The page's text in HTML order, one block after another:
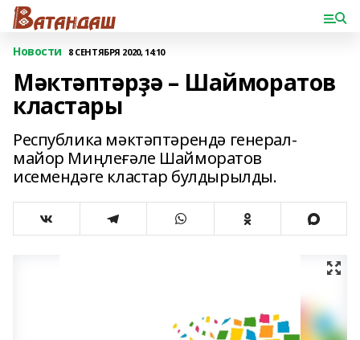
Новости 8 СЕНТЯБРЯ 2020, 14:10
Мәктәптәрҙә – Шайморатов
кластары
Республика мәктәптәрендә генерал-
майор Миңлеғәле Шайморатов
исемендәге кластар булдырылды.